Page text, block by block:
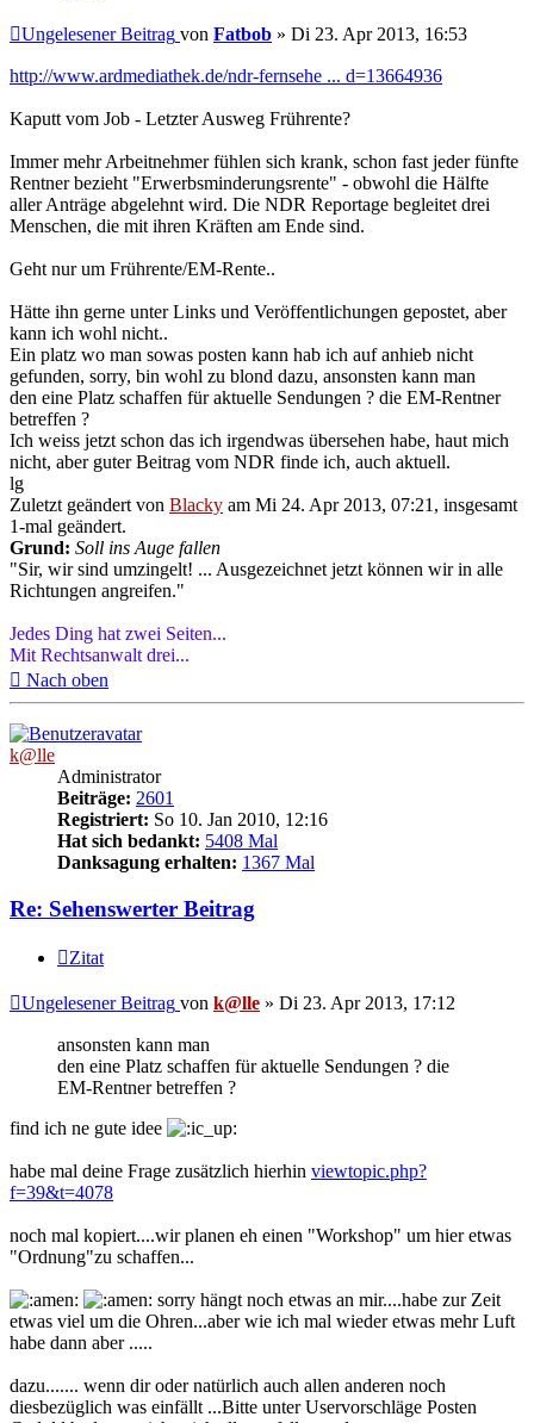
Ungelesener Beitrag von Fatbob » Di 23. Apr 2013, 16:53
http://www.ardmediathek.de/ndr-fernsehe ... d=13664936
Kaputt vom Job - Letzter Ausweg Frührente?
Immer mehr Arbeitnehmer fühlen sich krank, schon fast jeder fünfte
Rentner bezieht "Erwerbsminderungsrente" - obwohl die Hälfte
aller Anträge abgelehnt wird. Die NDR Reportage begleitet drei
Menschen, die mit ihren Kräften am Ende sind.
Geht nur um Frührente/EM-Rente..
Hätte ihn gerne unter Links und Veröffentlichungen gepostet, aber
kann ich wohl nicht..
Ein platz wo man sowas posten kann hab ich auf anhieb nicht
gefunden, sorry, bin wohl zu blond dazu, ansonsten kann man
den eine Platz schaffen für aktuelle Sendungen ? die EM-Rentner
betreffen ?
Ich weiss jetzt schon das ich irgendwas übersehen habe, haut mich
nicht, aber guter Beitrag vom NDR finde ich, auch aktuell.
lg
Zuletzt geändert von Blacky am Mi 24. Apr 2013, 07:21, insgesamt
1-mal geändert.
Grund: Soll ins Auge fallen
"Sir, wir sind umzingelt! ... Ausgezeichnet jetzt können wir in alle
Richtungen angreifen."
Jedes Ding hat zwei Seiten...
Mit Rechtsanwalt drei...
Nach oben
k@lle
Administrator
Beiträge: 2601
Registriert: So 10. Jan 2010, 12:16
Hat sich bedankt: 5408 Mal
Danksagung erhalten: 1367 Mal
Re: Sehenswerter Beitrag
Zitat
Ungelesener Beitrag von k@lle » Di 23. Apr 2013, 17:12
ansonsten kann man
den eine Platz schaffen für aktuelle Sendungen ? die
EM-Rentner betreffen ?
find ich ne gute idee
habe mal deine Frage zusätzlich hierhin viewtopic.php?
f=39&t=4078
noch mal kopiert....wir planen eh einen "Workshop" um hier etwas
"Ordnung"zu schaffen...
sorry hängt noch etwas an mir....habe zur Zeit
etwas viel um die Ohren...aber wie ich mal wieder etwas mehr Luft
habe dann aber .....
dazu....... wenn dir oder natürlich auch allen anderen noch
diesbezüglich was einfällt ...Bitte unter Uservorschläge Posten